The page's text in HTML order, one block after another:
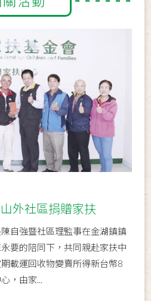
外社區捐贈家扶
自強暨社區理監事在金湖鎮鎮
要的陪同下，共同親赴家扶中
載運回收物變賣所得新台幣8
，由家...